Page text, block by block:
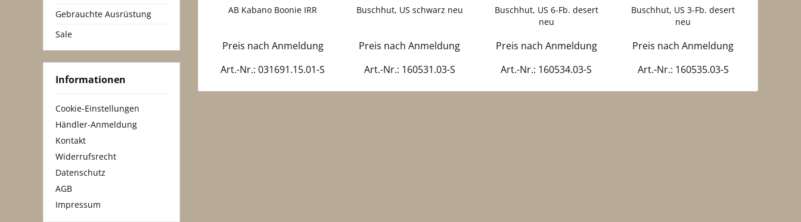
Gebrauchte Ausrüstung
Sale
Informationen
Cookie-Einstellungen
Händler-Anmeldung
Kontakt
Widerrufsrecht
Datenschutz
AGB
Impressum
AB Kabano Boonie IRR
Preis nach Anmeldung
Art.-Nr.: 031691.15.01-S
Buschhut, US schwarz neu
Preis nach Anmeldung
Art.-Nr.: 160531.03-S
Buschhut, US 6-Fb. desert
neu
Preis nach Anmeldung
Art.-Nr.: 160534.03-S
Buschhut, US 3-Fb. desert
neu
Preis nach Anmeldung
Art.-Nr.: 160535.03-S